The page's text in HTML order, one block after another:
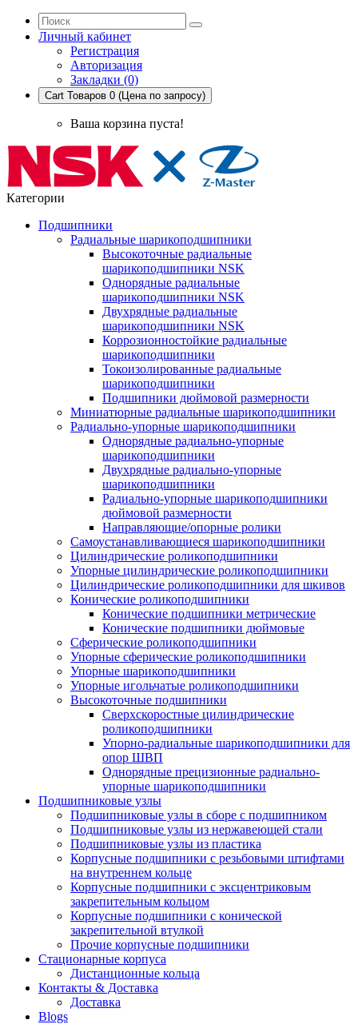
Личный кабинет
Регистрация
Авторизация
Закладки (0)
Cart Товаров 0 (Цена по запросу)
Ваша корзина пуста!
Категории
Подшипники
Радиальные шарикоподшипники
Высокоточные радиальные
шарикоподшипники NSK
Однорядные радиальные
шарикоподшипники NSK
Двухрядные радиальные
шарикоподшипники NSK
Коррозионностойкие радиальные
шарикоподшипники
Токоизолированные радиальные
шарикоподшипники
Подшипники дюймовой размерности
Миниатюрные радиальные шарикоподшипники
Радиально-упорные шарикоподшипники
Однорядные радиально-упорные
шарикоподшипники
Двухрядные радиально-упорные
шарикоподшипники
Радиально-упорные шарикоподшипники
дюймовой размерности
Направляющие/опорные ролики
Самоустанавливающиеся шарикоподшипники
Цилиндрические роликоподшипники
Упорные цилиндрические роликоподшипники
Цилиндрические роликоподшипники для шкивов
Конические роликоподшипники
Конические подшипники метрические
Конические подшипники дюймовые
Сферические роликоподшипники
Упорные сферические роликоподшипники
Упорные шарикоподшипники
Упорные игольчатые роликоподшипники
Высокоточные подшипники
Сверхскоростные цилиндрические
роликоподшипники
Упорно-радиальные шарикоподшипники для
опор ШВП
Однорядные прецизионные радиально-
упорные шарикоподшипники
Подшипниковые узлы
Подшипниковые узлы в сборе с подшипником
Подшипниковые узлы из нержавеющей стали
Подшипниковые узлы из пластика
Корпусные подшипники с резьбовыми штифтами
на внутреннем кольце
Корпусные подшипники с эксцентриковым
закрепительным кольцом
Корпусные подшипники с конической
закрепительной втулкой
Прочие корпусные подшипники
Стационарные корпуса
Дистанционные кольца
Контакты & Доставка
Доставка
Blogs